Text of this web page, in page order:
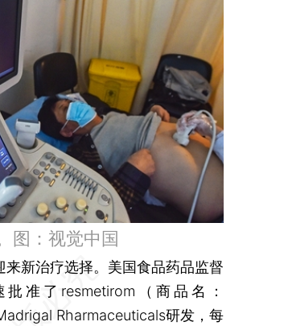
图：视觉中国
来新治疗选择。美国食品药品监督
准了resmetirom（商品名：
Rharmaceuticals研发，每